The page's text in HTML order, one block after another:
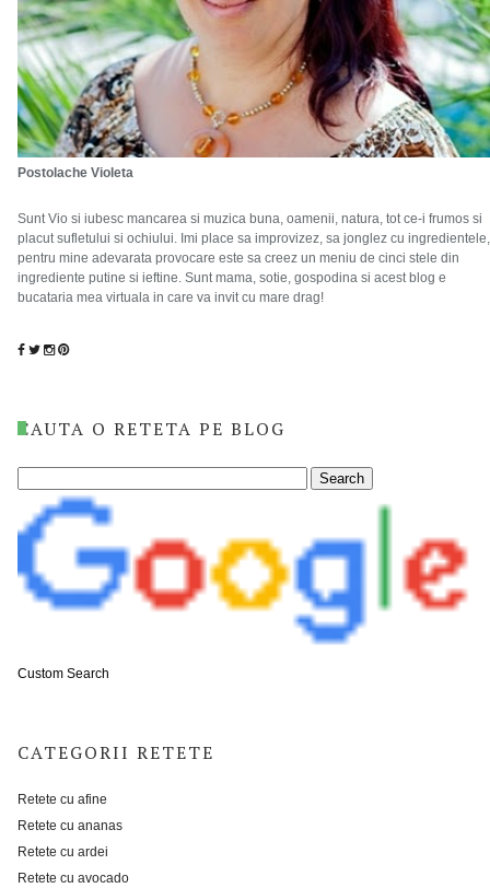
Postolache Violeta
Sunt Vio si iubesc mancarea si muzica buna, oamenii, natura, tot ce-i frumos si
placut sufletului si ochiului. Imi place sa improvizez, sa jonglez cu ingredientele,
pentru mine adevarata provocare este sa creez un meniu de cinci stele din
ingrediente putine si ieftine. Sunt mama, sotie, gospodina si acest blog e
bucataria mea virtuala in care va invit cu mare drag!
CAUTA O RETETA PE BLOG
Custom Search
CATEGORII RETETE
Retete cu afine
Retete cu ananas
Retete cu ardei
Retete cu avocado